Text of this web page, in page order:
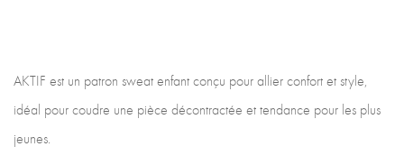
AKTIF est un patron sweat enfant conçu pour allier confort et style,
idéal pour coudre une pièce décontractée et tendance pour les plus
jeunes.